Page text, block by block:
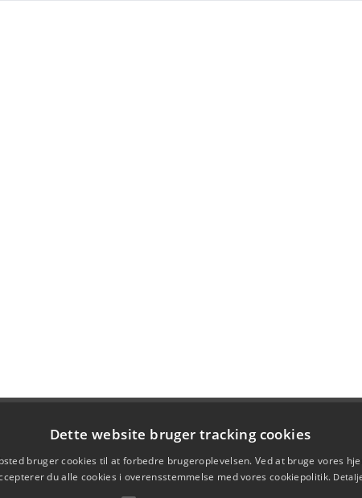
Dette website bruger tracking cookies
bruger cookies til at forbedre brugeroplevelsen. Ved at bruge vores
du alle cookies i overensstemmelse med vores cookiepolitik.